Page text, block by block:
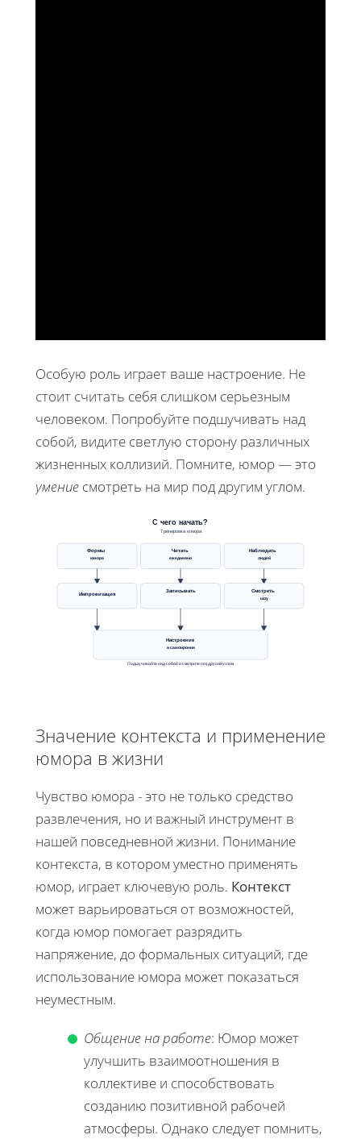
Особую роль играет ваше настроение. Не
стоит считать себя слишком серьезным
человеком. Попробуйте подшучивать над
собой, видите светлую сторону различных
жизненных коллизий. Помните, юмор — это
умение смотреть на мир под другим углом.
С чего начать?
Тренировка юмора
Формы
юмора
Читать
ежедневно
Наблюдать
людей
Импровизация
Записывать Смотреть
шоу
Настроение
и самоирония
Подшучивайте над собой и смотрите под другим углом
Значение контекста и применение
юмора в жизни
Чувство юмора - это не только средство
развлечения, но и важный инструмент в
нашей повседневной жизни. Понимание
контекста, в котором уместно применять
юмор, играет ключевую роль. Контекст
может варьироваться от возможностей,
когда юмор помогает разрядить
напряжение, до формальных ситуаций, где
использование юмора может показаться
неуместным.
Общение на работе: Юмор может
улучшить взаимоотношения в
коллективе и способствовать
созданию позитивной рабочей
атмосферы. Однако следует помнить,